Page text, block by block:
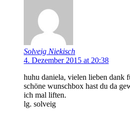
Solveig Niekisch
4. Dezember 2015 at 20:38
huhu daniela, vielen lieben dank
schöne wunschbox hast du da
ich mal liften.
lg. solveig